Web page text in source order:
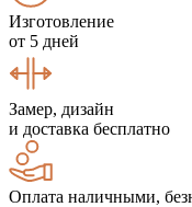
Изготовление
от 5 дней
Замер, дизайн
и доставка бесплатно
Оплата наличными,